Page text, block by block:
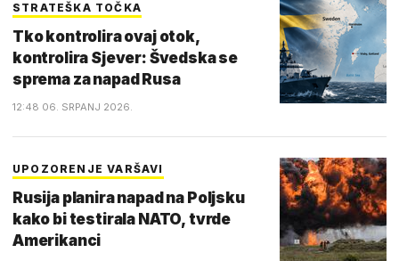
STRATEŠKA TOČKA
Tko kontrolira ovaj otok,
kontrolira Sjever: Švedska se
sprema za napad Rusa
12:48 06. SRPANJ 2026.
UPOZORENJE VARŠAVI
Rusija planira napad na Poljsku
kako bi testirala NATO, tvrde
Amerikanci